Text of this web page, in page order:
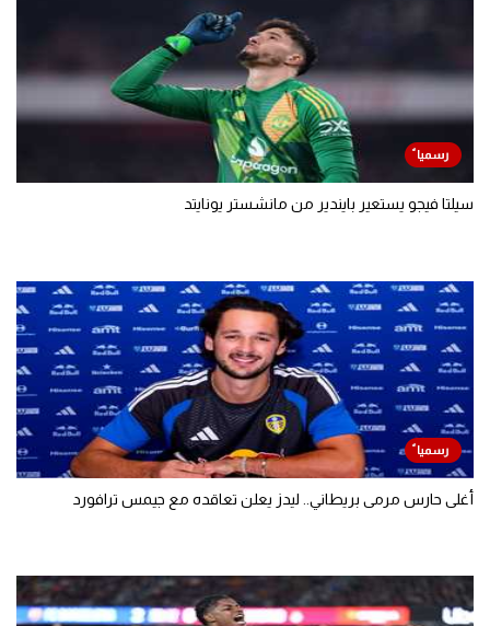
سيلتا فيجو يستعير بايندير من مانشستر يونايتد
أغلى حارس مرمى بريطاني.. ليدز يعلن تعاقده مع جيمس ترافورد